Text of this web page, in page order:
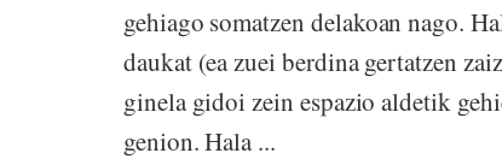
gehiago somatzen delakoan nago.
daukat (ea zuei berdina gertatzen
ginela gidoi zein espazio aldetik
genion. Hala ...